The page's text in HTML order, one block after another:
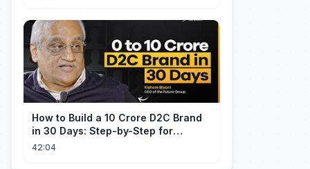
How to Build a 10 Crore D2C Brand
in 30 Days: Step-by-Step for
Beginners | Ft. Kishore Biyani
42:04